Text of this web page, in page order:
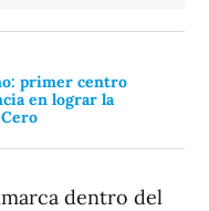
primer centro
en lograr la
dentro del